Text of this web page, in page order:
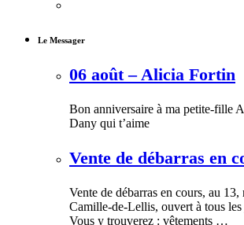
Le Messager
06 août – Alicia Fortin
Bon anniversaire à ma petite-fille
Dany qui t’aime
Vente de débarras en
Vente de débarras en cours, au
Camille-de-Lellis, ouvert à tous
Vous y trouverez : vêtements …